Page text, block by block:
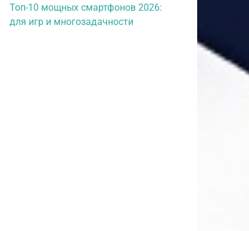
Топ-10 мощных смартфонов 2026:
для игр и многозадачности